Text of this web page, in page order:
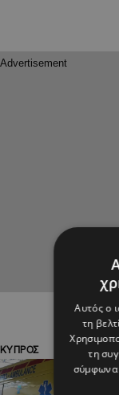
ΚΥΠΡΟΣ
Αυτός ο
τη
τη
σύμφωνα